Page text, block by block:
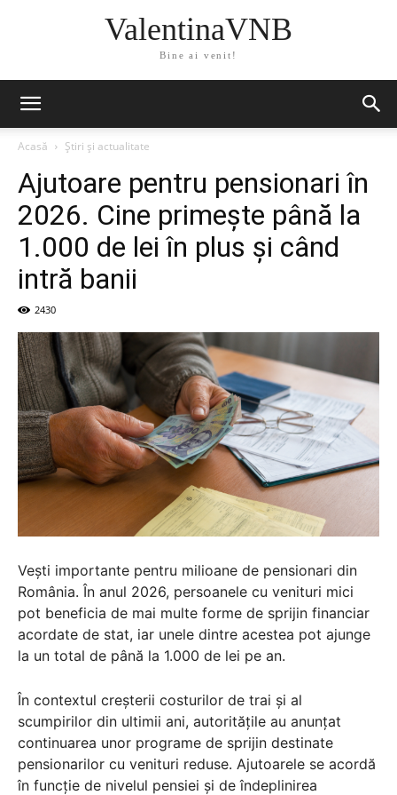
ValentinaVNB
Bine ai venit!
Acasă Știri și actualitate
Ajutoare pentru pensionari în
2026. Cine primește până la
1.000 de lei în plus și când
intră banii
2430
Vești importante pentru milioane de pensionari din
România. În anul 2026, persoanele cu venituri mici
pot beneficia de mai multe forme de sprijin financiar
acordate de stat, iar unele dintre acestea pot ajunge
la un total de până la 1.000 de lei pe an.
În contextul creșterii costurilor de trai și al
scumpirilor din ultimii ani, autoritățile au anunțat
continuarea unor programe de sprijin destinate
pensionarilor cu venituri reduse. Ajutoarele se acordă
în funcție de nivelul pensiei și de îndeplinirea